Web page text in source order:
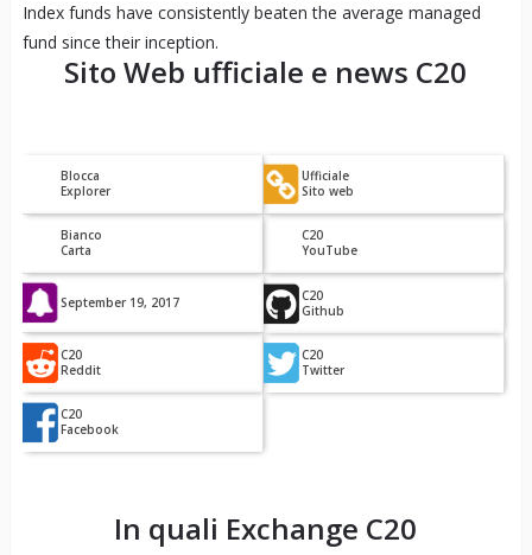
Index funds have consistently beaten the average managed
fund since their inception.
Sito Web ufficiale e news C20
Blocca
Explorer
Ufficiale
Sito web
Bianco
Carta
C20
YouTube
September 19, 2017
C20
Github
C20
Reddit
C20
Twitter
C20
Facebook
In quali Exchange C20